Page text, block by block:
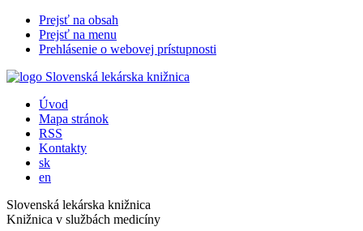
Prejsť na obsah
Prejsť na menu
Prehlásenie o webovej prístupnosti
Úvod
Mapa stránok
RSS
Kontakty
sk
en
Slovenská lekárska knižnica
Knižnica v službách medicíny